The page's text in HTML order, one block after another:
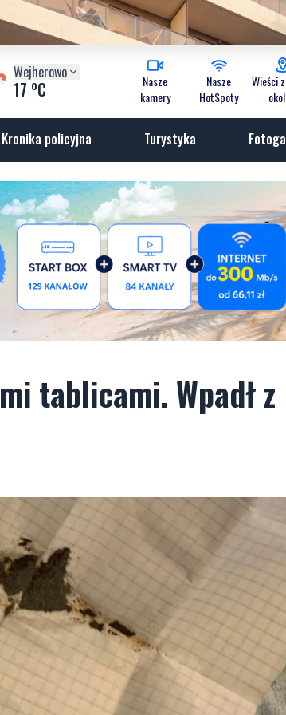
Wejherowo
17 oC
Nasze
kamery
Nasze
HotSpoty
Wieści
Kronika policyjna Turystyka
tablicami. Wpadł z